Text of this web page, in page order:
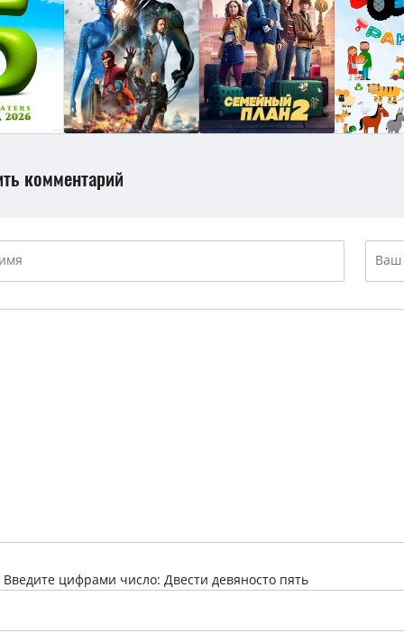
комментарий
Введите цифрами число: Двести девяносто пять